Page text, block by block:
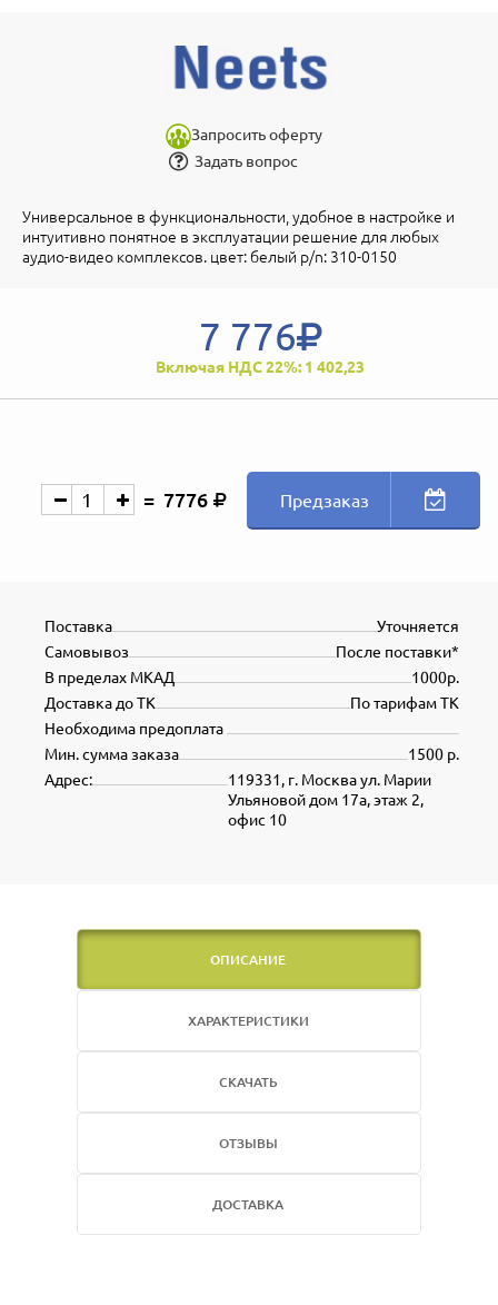
Запросить оферту
Задать вопрос
Универсальное в функциональности, удобное в настройке и
интуитивно понятное в эксплуатации решение для любых
аудио-видео комплексов. цвет: белый p/n: 310-0150
7 776
Включая НДС 22%: 1 402,23
7776 Предзаказ
Уточняется
Поставка
После поставки*
Самовывоз
1000р.
В пределах МКАД
По тарифам ТК
Доставка до ТК
Необходима предоплата
1500 р.
Мин. сумма заказа
119331, г. Москва ул. Марии
Ульяновой дом 17а, этаж 2,
офис 10
Адрес:
ОПИСАНИЕ
ХАРАКТЕРИСТИКИ
СКАЧАТЬ
ОТЗЫВЫ
ДОСТАВКА